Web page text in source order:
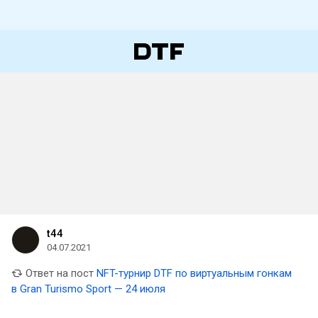
t44
04.07.2021
Ответ на пост NFT-турнир DTF по виртуальным гонкам
в Gran Turismo Sport — 24 июля